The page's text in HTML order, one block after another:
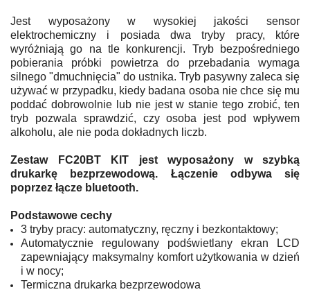
Jest wyposażony w wysokiej jakości sensor
elektrochemiczny i posiada dwa tryby pracy, które
wyróżniają go na tle konkurencji. Tryb bezpośredniego
pobierania próbki powietrza do przebadania wymaga
silnego "dmuchnięcia" do ustnika. Tryb pasywny zaleca się
używać w przypadku, kiedy badana osoba nie chce się mu
poddać dobrowolnie lub nie jest w stanie tego zrobić, ten
tryb pozwala sprawdzić, czy osoba jest pod wpływem
alkoholu, ale nie poda dokładnych liczb.
Zestaw FC20BT KIT jest wyposażony w szybką
drukarkę bezprzewodową. Łączenie odbywa się
poprzez łącze bluetooth.
Podstawowe cechy
3 tryby pracy: automatyczny, ręczny i bezkontaktowy;
Automatycznie regulowany podświetlany ekran LCD
zapewniający maksymalny komfort użytkowania w dzień
i w nocy;
Termiczna drukarka bezprzewodowa